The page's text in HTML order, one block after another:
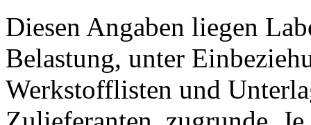
Diesen Angaben liegen
Belastung, unter
Werkstofflisten und